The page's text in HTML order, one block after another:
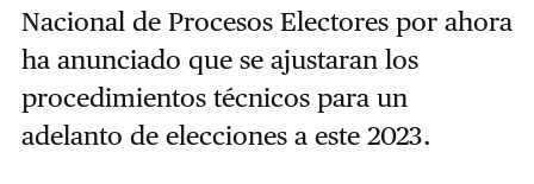
Nacional de Procesos Electores por ahora
ha anunciado que se ajustaran los
procedimientos técnicos para un
adelanto de elecciones a este 2023.